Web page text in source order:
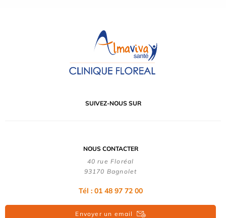
SUIVEZ-NOUS SUR
NOUS CONTACTER
40 rue Floréal
93170 Bagnolet
Tél : 01 48 97 72 00
Envoyer un email